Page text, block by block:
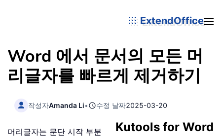
ExtendOffice
Word 에서 문서의 모든 머
리글자를 빠르게 제거하기
작성자Amanda Li• 수정 날짜2025-03-20
Kutools for Word
머리글자는 문단 시작 부분